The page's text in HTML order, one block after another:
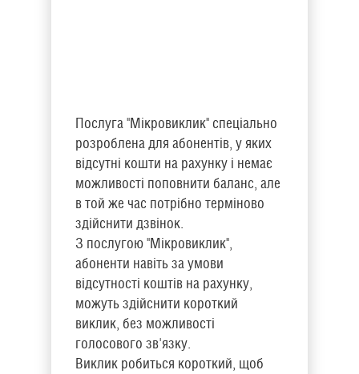
Послуга "Мікровиклик" спеціально
розроблена для абонентів, у яких
відсутні кошти на рахунку і немає
можливості поповнити баланс, але
в той же час потрібно терміново
здійснити дзвінок.
З послугою "Мікровиклик",
абоненти навіть за умови
відсутності коштів на рахунку,
можуть здійснити короткий
виклик, без можливості
голосового зв'язку.
Виклик робиться короткий, щоб